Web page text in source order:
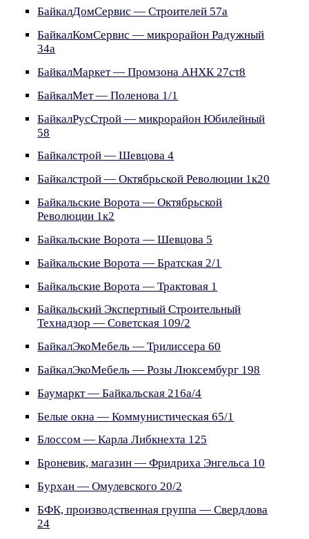
БайкалДомСервис — Строителей 57а
БайкалКомСервис — микрорайон Радужный
34а
БайкалМаркет — Промзона АНХК 27ст8
БайкалМет — Поленова 1/1
БайкалРусСтрой — микрорайон Юбилейный
58
Байкалстрой — Шевцова 4
Байкалстрой — Октябрьской Революции 1к20
Байкальские Ворота — Октябрьской
Революции 1к2
Байкальские Ворота — Шевцова 5
Байкальские Ворота — Братская 2/1
Байкальские Ворота — Трактовая 1
Байкальский Экспертный Строительный
Технадзор — Советская 109/2
БайкалЭкоМебель — Трилиссера 60
БайкалЭкоМебель — Розы Люксембург 198
Баумаркт — Байкальская 216а/4
Белые окна — Коммунистическая 65/1
Блоссом — Карла Либкнехта 125
Броневик, магазин — Фридриха Энгельса 10
Бурхан — Омулевского 20/2
БФК, производственная группа — Свердлова
24